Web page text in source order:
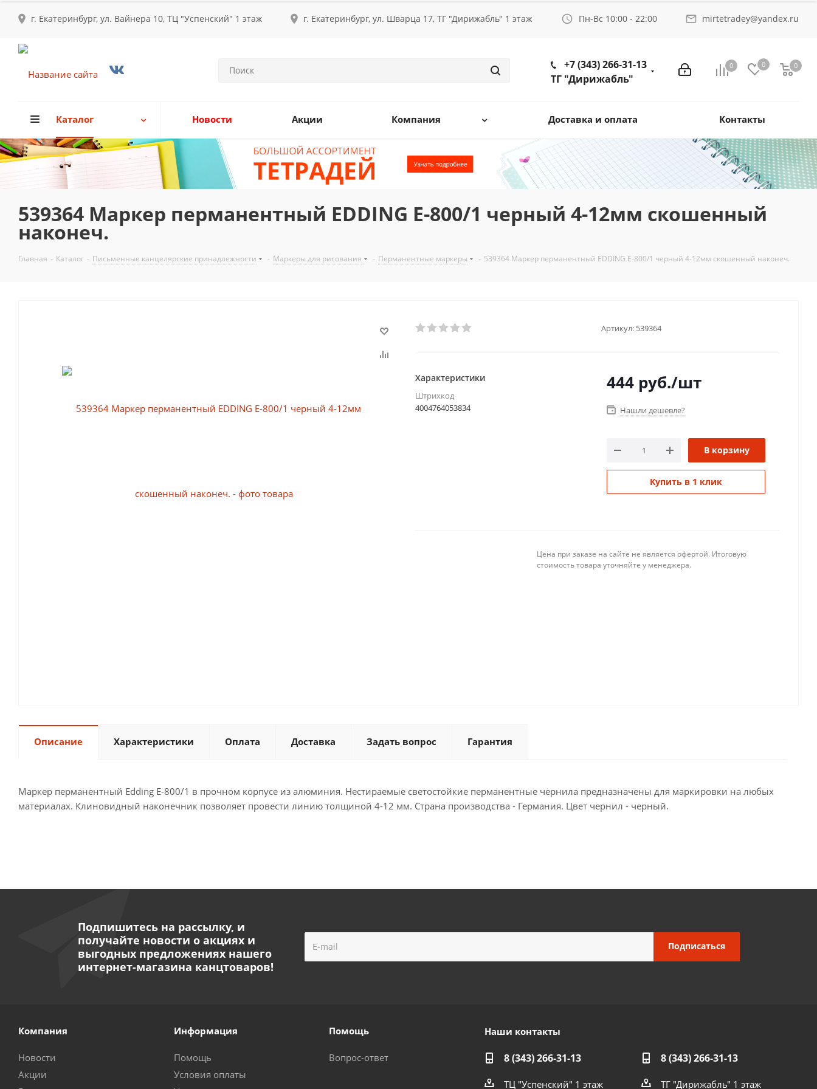
г. Екатеринбург, ул. Вайнера 10, ТЦ "Успенский" 1 этаж г. Екатеринбург, ул. Шварца 17, ТГ "Дирижабль" 1 этаж Пн-Вс 10:00 - 22:00 mirtetradey@yandex.ru
0 0 0
+7 (343) 266-31-13
ТГ "Дирижабль"
Каталог Новости Акции Компания Доставка и оплата Контакты
539364 Маркер перманентный EDDING E-800/1 черный 4-12мм скошенный
наконеч.
Главная - Каталог - Письменные канцелярские принадлежности - Маркеры для рисования - Перманентные маркеры - 539364 Маркер перманентный EDDING E-800/1 черный 4-12мм скошенный наконеч.
Артикул: 539364
Характеристики
Штрихкод
4004764053834
444 руб./шт
Нашли дешевле?
В корзину
Купить в 1 клик
Цена при заказе на сайте не является офертой. Итоговую
стоимость товара уточняйте у менеджера.
Описание Характеристики Оплата Доставка Задать вопрос Гарантия
Маркер перманентный Edding E-800/1 в прочном корпусе из алюминия. Нестираемые светостойкие перманентные чернила предназначены для маркировки на любых
материалах. Клиновидный наконечник позволяет провести линию толщиной 4-12 мм. Страна производства - Германия. Цвет чернил - черный.
Подпишитесь на рассылку, и
получайте новости о акциях и
выгодных предложениях нашего
интернет-магазина канцтоваров!
Компания
Новости
Акции
Информация
Помощь
Условия оплаты
Помощь
Вопрос-ответ
Наши контакты
8 (343) 266-31-13
ТЦ "Успенский" 1 этаж
8 (343) 266-31-13
ТГ "Дирижабль" 1 этаж